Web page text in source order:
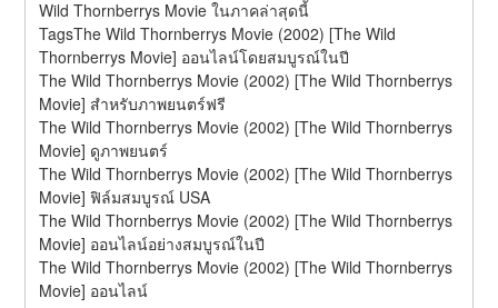
Wild Thornberrys Movie ในภาคล่าสุดนี้
TagsThe Wild Thornberrys Movie (2002) [The Wild
Thornberrys Movie] ออนไลน์โดยสมบูรณ์ในปี
The Wild Thornberrys Movie (2002) [The Wild Thornberrys
Movie] สำหรับภาพยนตร์ฟรี
The Wild Thornberrys Movie (2002) [The Wild Thornberrys
Movie] ดูภาพยนตร์
The Wild Thornberrys Movie (2002) [The Wild Thornberrys
Movie] ฟิล์มสมบูรณ์ USA
The Wild Thornberrys Movie (2002) [The Wild Thornberrys
Movie] ออนไลน์อย่างสมบูรณ์ในปี
The Wild Thornberrys Movie (2002) [The Wild Thornberrys
Movie] ออนไลน์